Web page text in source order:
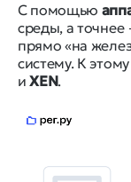
С помощью
среды, а
прямо «на
систему. К
иXEN.